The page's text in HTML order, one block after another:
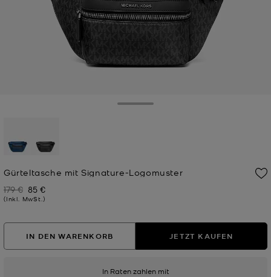
Gürteltasche mit Signature-Logomuster
Zuvor
179 € Jetzt
85 €
(Inkl. MwSt.)
IN DEN WARENKORB JETZT KAUFEN
In Raten zahlen mit